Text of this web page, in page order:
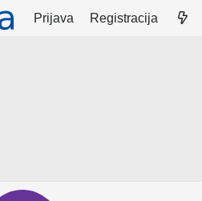
Prijava Registracija